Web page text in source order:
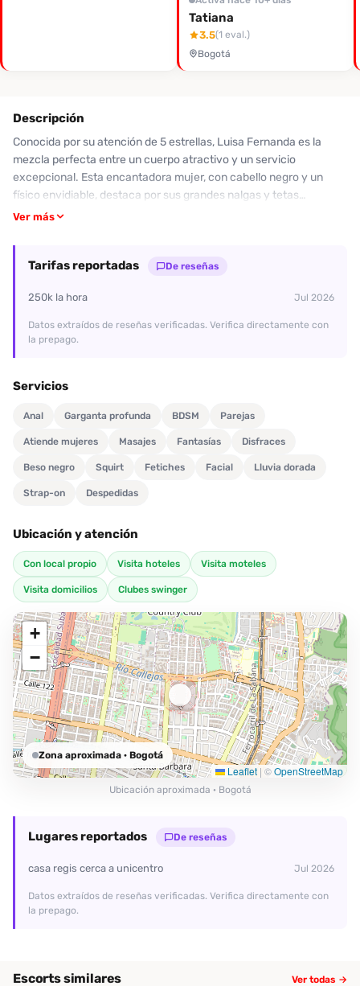
Tatiana
3.5(1 eval.)
Bogotá
Descripción
Conocida por su atención de 5 estrellas, Luisa Fernanda es la
mezcla perfecta entre un cuerpo atractivo y un servicio
excepcional. Esta encantadora mujer, con cabello negro y un
físico envidiable, destaca por sus grandes nalgas y tetas
naturales. Sus clientes la elogian por ser cariñosa, pícara y
siempre dejan ganas de más. Sus servicios incluyen masajes
placenteros y un apasionante oral a garganta profunda. La
solo su físico armonioso, sino también su capacidad para hacer
que cada encuentro sea inolvidable. Luisa te invita a dejar la
rutina atrás y disfrutar de momentos llenos de deseo y placer. ¡No
son 100% reales, así que prepárate para disfrutar de una velada
Ver más
Tarifas reportadas De reseñas
250k la hora Jul 2026
Datos extraídos de reseñas verificadas. Verifica directamente con
la prepago.
Servicios
Anal Garganta profunda BDSM Parejas
Atiende mujeres Masajes Fantasías Disfraces
Beso negro Squirt Fetiches Facial Lluvia dorada
Strap-on Despedidas
Ubicación y atención
Con local propio Visita hoteles Visita moteles
Visita domicilios Clubes swinger
+
−
Leaflet | ©OpenStreetMap
Zona aproximada · Bogotá
Ubicación aproximada · Bogotá
Lugares reportados De reseñas
casa regis cerca a unicentro Jul 2026
Datos extraídos de reseñas verificadas. Verifica directamente con
la prepago.
Escorts similares Ver todas →